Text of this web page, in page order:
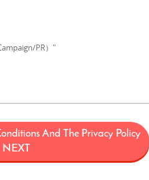
PR）"
など）を紹介することにより日本に対
は変更される可能性のあるウェブドメイ
ビス、本サイト上で提供されるサービ
And The Privacy Policy
NEXT